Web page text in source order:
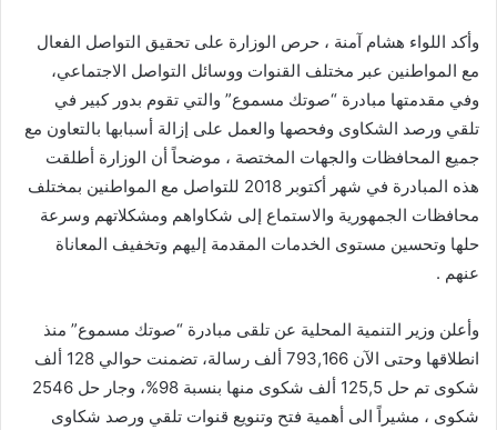
وأكد اللواء هشام آمنة ، حرص الوزارة على تحقيق التواصل الفعال
مع المواطنين عبر مختلف القنوات ووسائل التواصل الاجتماعي،
وفي مقدمتها مبادرة “صوتك مسموع” والتي تقوم بدور كبير في
تلقي ورصد الشكاوى وفحصها والعمل على إزالة أسبابها بالتعاون مع
جميع المحافظات والجهات المختصة ، موضحاً أن الوزارة أطلقت
هذه المبادرة في شهر أكتوبر 2018 للتواصل مع المواطنين بمختلف
محافظات الجمهورية والاستماع إلى شكاواهم ومشكلاتهم وسرعة
حلها وتحسين مستوى الخدمات المقدمة إليهم وتخفيف المعاناة
عنهم .
وأعلن وزير التنمية المحلية عن تلقى مبادرة “صوتك مسموع” منذ
انطلاقها وحتى الآن 793,166 ألف رسالة، تضمنت حوالي 128 ألف
شكوى تم حل 125,5 ألف شكوى منها بنسبة 98%، وجار حل 2546
شكوى ، مشيراً الى أهمية فتح وتنويع قنوات تلقي ورصد شكاوى